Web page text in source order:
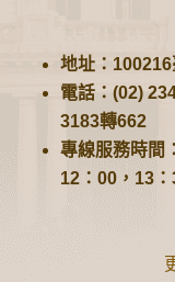
地址：
電話：(02)
3183轉662
專線服務時間
12：00，13：